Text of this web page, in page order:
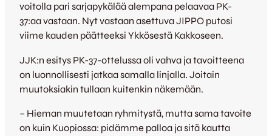
voitolla pari sarjapykälää alempana pelaavaa PK-
37:aa vastaan. Nyt vastaan asettuva JIPPO putosi
viime kauden päätteeksi Ykkösestä Kakkoseen.
JJK:n esitys PK-37-ottelussa oli vahva ja tavoitteena
on luonnollisesti jatkaa samalla linjalla. Joitain
muutoksiakin tullaan kuitenkin näkemään.
– Hieman muutetaan ryhmitystä, mutta sama tavoite
on kuin Kuopiossa: pidämme palloa ja sitä kautta